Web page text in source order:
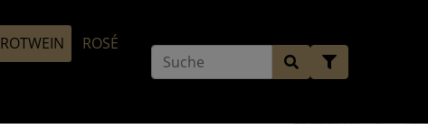
ROTWEIN
ROSÉ